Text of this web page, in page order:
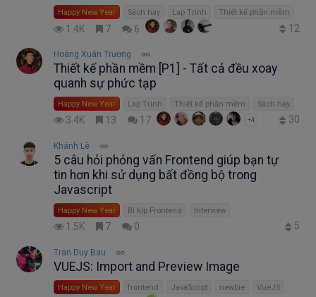
Happy New Year Sách hay Lap Trinh Thiết kế phần mềm
1.4K 7 6 12
Hoàng Xuân Trường
Thiết kế phần mềm [P1] - Tất cả đều xoay
quanh sự phức tạp
Happy New Year Lap Trinh Thiết kế phần mềm Sách hay
3.4K 13 17 +4 30
Khánh Lê
5 câu hỏi phỏng vấn Frontend giúp bạn tự
tin hơn khi sử dụng bất đồng bộ trong
Javascript
Happy New Year Bí kíp Frontend Interview
1.5K 7 0 5
Tran Duy Bau
VUEJS: Import and Preview Image
Happy New Year frontend JavaScript newbie VueJS